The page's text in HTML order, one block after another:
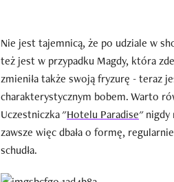
Nie jest tajemnicą, że po udziale w
też jest w przypadku Magdy, która
zmieniła także swoją fryzurę - teraz
charakterystycznym bobem. Warto
Uczestniczka "Hotelu Paradise" nigdy
zawsze więc dbała o formę,
schudła.